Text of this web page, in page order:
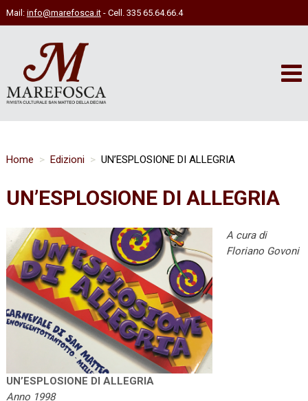
Mail: info@marefosca.it- Cell. 335 65.64.66.4
Home Edizioni UN’ESPLOSIONE DI ALLEGRIA
UN’ESPLOSIONE DI ALLEGRIA
A cura di
Floriano Govoni
UN’ESPLOSIONE DI ALLEGRIA
Anno 1998